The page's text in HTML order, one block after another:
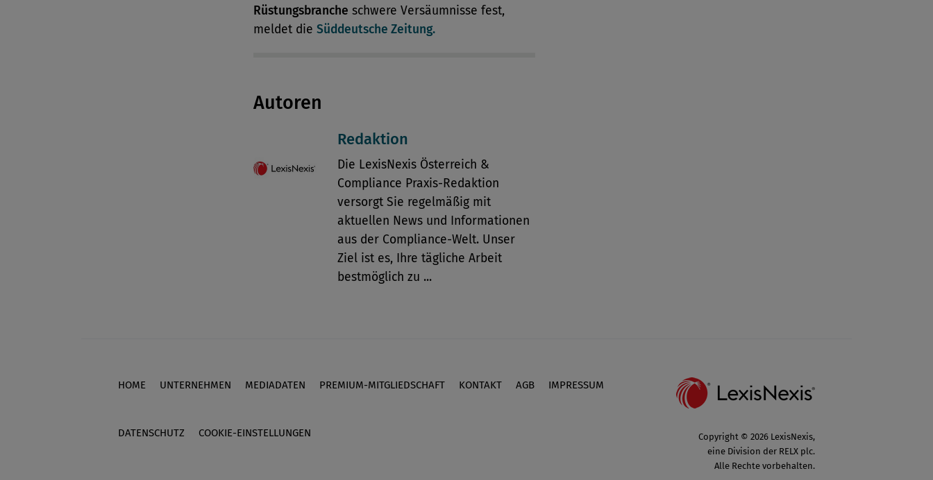
Rüstungsbranche schwere Versäumnisse fest,
meldet die Süddeutsche Zeitung.
Autoren
Redaktion
Die LexisNexis Österreich &
Compliance Praxis-Redaktion
versorgt Sie regelmäßig mit
aktuellen News und Informationen
aus der Compliance-Welt. Unser
Ziel ist es, Ihre tägliche Arbeit
bestmöglich zu ...
Footer
HOME UNTERNEHMEN MEDIADATEN PREMIUM-MITGLIEDSCHAFT KONTAKT AGB IMPRESSUM
DATENSCHUTZ COOKIE-EINSTELLUNGEN
Copyright © 2026 LexisNexis,
eine Division der RELX plc.
Alle Rechte vorbehalten.